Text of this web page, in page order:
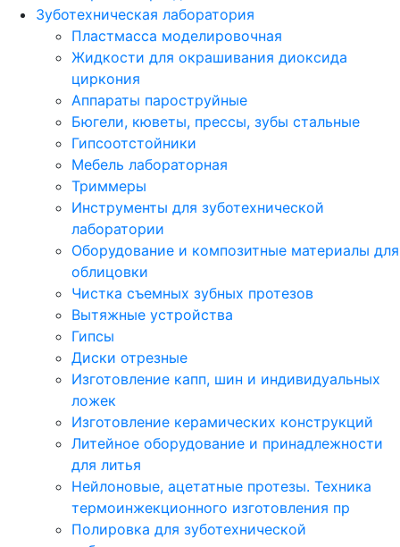
Зуботехническая лаборатория
Пластмасса моделировочная
Жидкости для окрашивания диоксида
циркония
Аппараты пароструйные
Бюгели, кюветы, прессы, зубы стальные
Гипсоотстойники
Мебель лабораторная
Триммеры
Инструменты для зуботехнической
лаборатории
Оборудование и композитные материалы для
облицовки
Чистка съемных зубных протезов
Вытяжные устройства
Гипсы
Диски отрезные
Изготовление капп, шин и индивидуальных
ложек
Изготовление керамических конструкций
Литейное оборудование и принадлежности
для литья
Нейлоновые, ацетатные протезы. Техника
термоинжекционного изготовления пр
Полировка для зуботехнической